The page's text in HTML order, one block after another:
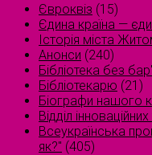
Євроквіз (15)
Єдина країна —
Історія міста
Анонси (240)
Бібліотека без
Бібліотекарю (21)
Біографи нашого
Відділ
Всеукраїнська
як?" (405)